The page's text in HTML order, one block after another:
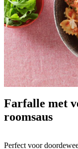
Farfalle met
roomsaus
Perfect voor